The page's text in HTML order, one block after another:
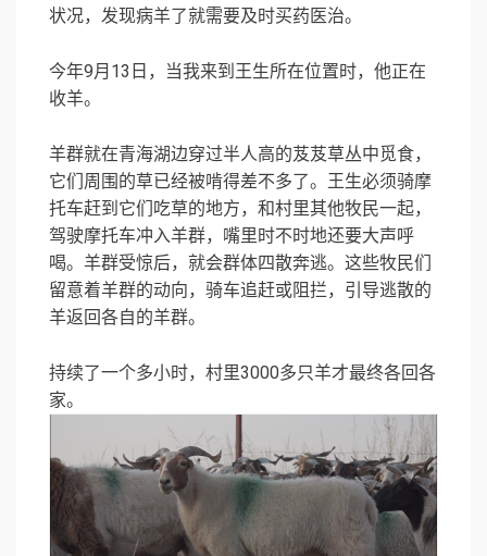
状况，发现病羊了就需要及时买药医治。
今年9月13日，当我来到王生所在位置时，他正在
收羊。
羊群就在青海湖边穿过半人高的芨芨草丛中觅食，
它们周围的草已经被啃得差不多了。王生必须骑摩
托车赶到它们吃草的地方，和村里其他牧民一起，
驾驶摩托车冲入羊群，嘴里时不时地还要大声呼
喝。羊群受惊后，就会群体四散奔逃。这些牧民们
留意着羊群的动向，骑车追赶或阻拦，引导逃散的
羊返回各自的羊群。
持续了一个多小时，村里3000多只羊才最终各回各
家。